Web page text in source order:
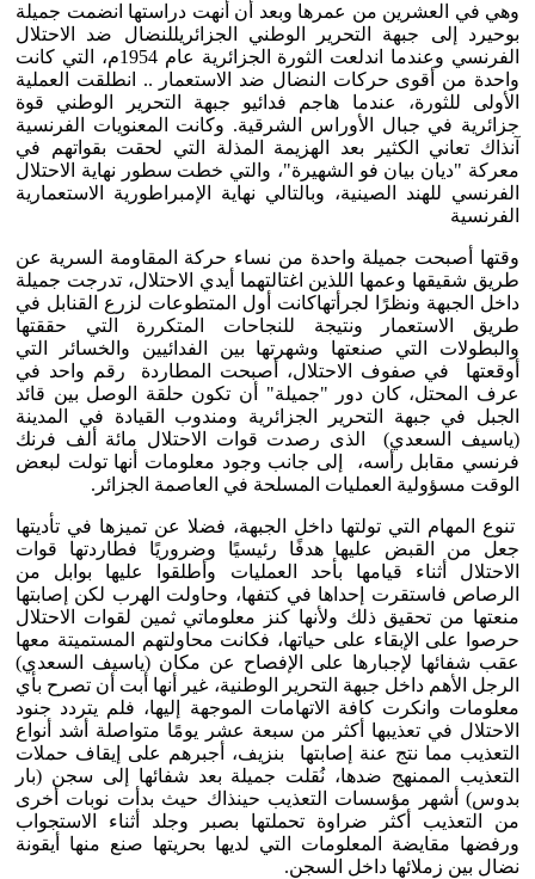
وهي في العشرين من عمرها وبعد أن أنهت دراستها انضمت جميلة
بوحيرد إلى جبهة التحرير الوطني الجزائريللنضال ضد الاحتلال
الفرنسي وعندما اندلعت الثورة الجزائرية عام 1954م، التي كانت
واحدة من أقوى حركات النضال ضد الاستعمار .. انطلقت العملية
الأولى للثورة، عندما هاجم فدائيو جبهة التحرير الوطني قوة
جزائرية في جبال الأوراس الشرقية. وكانت المعنويات الفرنسية
آنذاك تعاني الكثير بعد الهزيمة المذلة التي لحقت بقواتهم في
معركة "ديان بيان فو الشهيرة"، والتي خطت سطور نهاية الاحتلال
الفرنسي للهند الصينية، وبالتالي نهاية الإمبراطورية الاستعمارية
الفرنسية
وقتها أصبحت جميلة واحدة من نساء حركة المقاومة السرية عن
طريق شقيقها وعمها اللذين اغتالتهما أيدي الاحتلال، تدرجت جميلة
داخل الجبهة ونظرًا لجرأتهاكانت أول المتطوعات لزرع القنابل في
طريق الاستعمار ونتيجة للنجاحات المتكررة التي حققتها
والبطولات التي صنعتها وشهرتها بين الفدائيين والخسائر التي
أوقعتها في صفوف الاحتلال، أصبحت المطاردة رقم واحد في
عرف المحتل، كان دور "جميلة" أن تكون حلقة الوصل بين قائد
الجبل في جبهة التحرير الجزائرية ومندوب القيادة في المدينة
(ياسيف السعدي) الذى رصدت قوات الاحتلال مائة ألف فرنك
فرنسي مقابل رأسه، إلى جانب وجود معلومات أنها تولت لبعض
الوقت مسؤولية العمليات المسلحة في العاصمة الجزائر.
تنوع المهام التي تولتها داخل الجبهة، فضلا عن تميزها في تأديتها
جعل من القبض عليها هدفًا رئيسيًا وضروريًا فطاردتها قوات
الاحتلال أثناء قيامها بأحد العمليات وأطلقوا عليها بوابل من
الرصاص فاستقرت إحداها في كتفها، وحاولت الهرب لكن إصابتها
منعتها من تحقيق ذلك ولأنها كنز معلوماتي ثمين لقوات الاحتلال
حرصوا على الإبقاء على حياتها، فكانت محاولتهم المستميتة معها
عقب شفائها لإجبارها على الإفصاح عن مكان (ياسيف السعدي)
الرجل الأهم داخل جبهة التحرير الوطنية، غير أنها أبت أن تصرح بأي
معلومات وانكرت كافة الاتهامات الموجهة إليها، فلم يتردد جنود
الاحتلال في تعذيبها أكثر من سبعة عشر يومًا متواصلة أشد أنواع
التعذيب مما نتج عنة إصابتها بنزيف، أجبرهم على إيقاف حملات
التعذيب الممنهج ضدها، نُقلت جميلة بعد شفائها إلى سجن (بار
بدوس) أشهر مؤسسات التعذيب حينذاك حيث بدأت نوبات أخرى
من التعذيب أكثر ضراوة تحملتها بصبر وجلد أثناء الاستجواب
ورفضها مقايضة المعلومات التي لديها بحريتها صنع منها أيقونة
نضال بين زملائها داخل السجن.